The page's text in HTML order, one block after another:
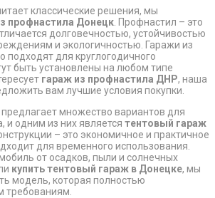
классические решения, мы
профнастила Донецк . Профнастил – это
долговечностью, устойчивостью
и экологичностью. Гаражи из
подходят для круглогодичного
быть установлены на любом типе
гараж из профнастила ДНР, наша
вам лучшие условия покупки.
множество вариантов для
и одним из них является тентовый гараж
– это экономичное и практичное
для временного использования.
от осадков, пыли и солнечных
купить тентовый гараж в Донецке, мы
модель, которая полностью
требованиям.